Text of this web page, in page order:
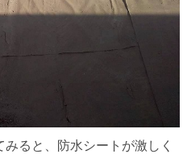
ると、防水シートが激しく